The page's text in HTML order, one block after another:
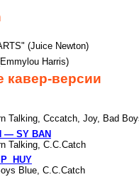
(Juice Newton)
Harris)
кавер-версии
Talking, Cccatch, Joy, Bad
— SY BAN
Talking, C.C.Catch
HUY
Blue, C.C.Catch